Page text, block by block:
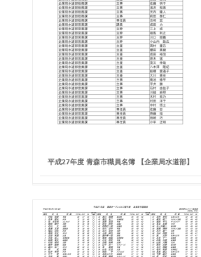
平成27年度 青森市職員名簿 【企業局水道部】